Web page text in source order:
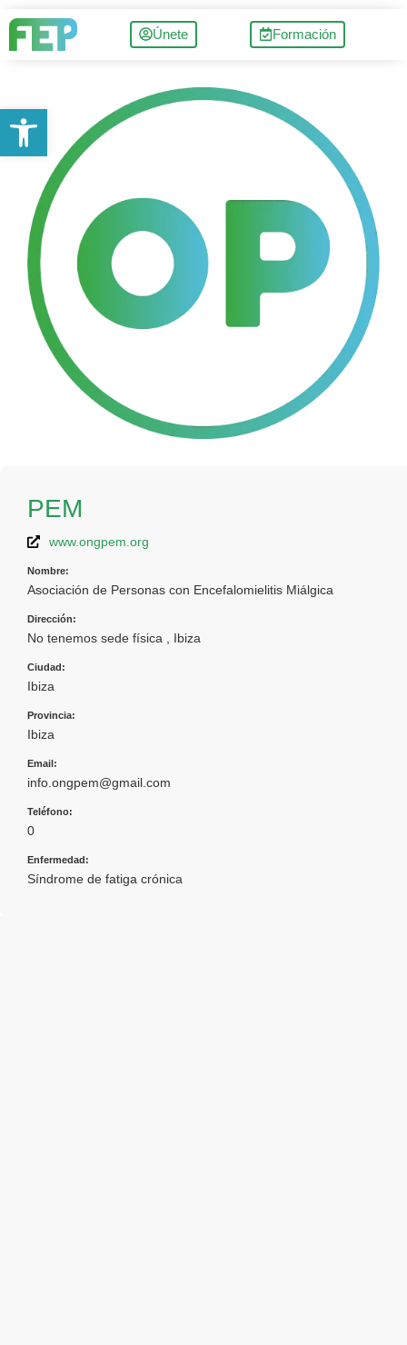
Únete Formación
PEM
www.ongpem.org
Nombre:
Asociación de Personas con Encefalomielitis Miálgica
Dirección:
No tenemos sede física , Ibiza
Ciudad:
Ibiza
Provincia:
Ibiza
Email:
info.ongpem@gmail.com
Teléfono:
0
Enfermedad:
Síndrome de fatiga crónica
Abrir barra de herramientas